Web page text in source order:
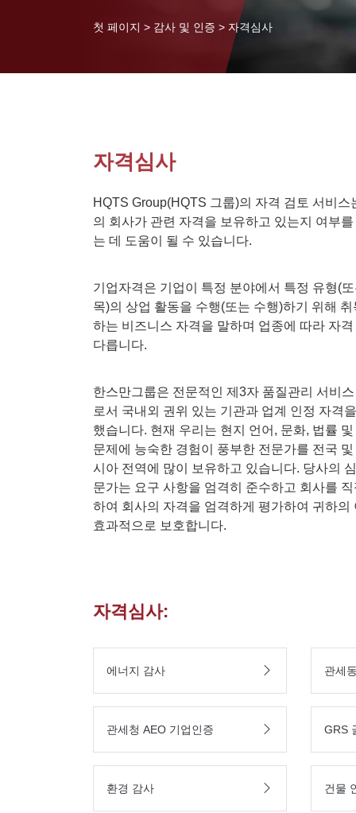
첫 페이지 > 감사 및 인증 > 자격심사
자격심사
HQTS Group(HQTS 그룹)의 자격 검토 서비스
의 회사가 관련 자격을 보유하고 있는지 여부
는 데 도움이 될 수 있습니다.
기업자격은 기업이 특정 분야에서 특정 유형(
목)의 상업 활동을 수행(또는 수행)하기 위해
하는 비즈니스 자격을 말하며 업종에 따라 자
다릅니다.
한스만그룹은 전문적인 제3자 품질관리 서비
로서 국내외 권위 있는 기관과 업계 인정 자격
했습니다. 현재 우리는 현지 언어, 문화, 법률
문제에 능숙한 경험이 풍부한 전문가를 전국
시아 전역에 많이 보유하고 있습니다. 당사의
문가는 요구 사항을 엄격히 준수하고 회사를
하여 회사의 자격을 엄격하게 평가하여 귀하의
효과적으로 보호합니다.
자격심사:
에너지 감사 관세
관세청 AEO 기업인증 GRS
환경 감사 건물